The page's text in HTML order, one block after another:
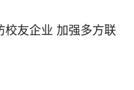
校友企业 加强多方联